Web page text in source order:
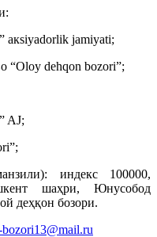
aкsiyadorlik jamiyati;
“Oloy dehqon bozori”;
AJ;
индекс 100000,
шаҳри, Юнусобод
деҳқон бозори.